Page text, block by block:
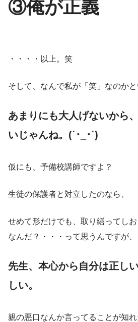
③俺が正義
・・・・以上。笑
そして、なんで私が「笑」なのかと
あまりにも大人げないから
いじゃんね。(´･_･`)
仮にも、予備校講師ですよ？
生徒の保護者と対立したのなら、
せめて形だけでも、取り繕ってし
なんだ？・・・って思うんですが、
先生、本心から自分は正し
しい。
親の悪口なんか言ってることが知